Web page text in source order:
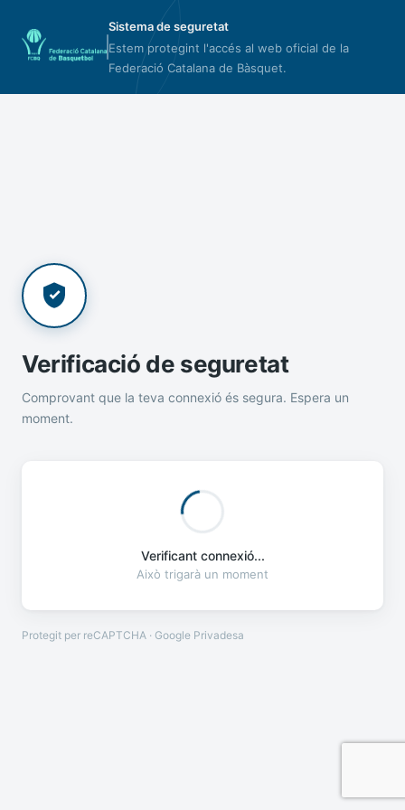
Sistema de seguretat
Estem protegint l'accés al web oficial de la
Federació Catalana de Bàsquet.
Verificació de seguretat
Comprovant que la teva connexió és segura. Espera un
moment.
Verificant connexió...
Això trigarà un moment
Protegit per reCAPTCHA · Google Privadesa